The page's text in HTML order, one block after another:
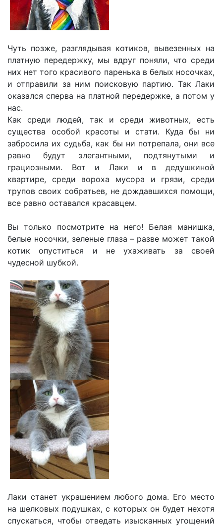
Чуть позже, разглядывая котиков, вывезенных на
платную передержку, мы вдруг поняли, что среди
них нет того красивого паренька в белых носочках,
и отправили за ним поисковую партию. Так Лаки
оказался сперва на платной передержке, а потом у
нас.
Как среди людей, так и среди животных, есть
существа особой красоты и стати. Куда бы ни
забросила их судьба, как бы ни потрепала, они все
равно будут элегантными, подтянутыми и
грациозными. Вот и Лаки и в дедушкиной
квартире, среди вороха мусора и грязи, среди
трупов своих собратьев, не дождавшихся помощи,
все равно оставался красавцем.
Вы только посмотрите на него! Белая манишка,
белые носочки, зеленые глаза – разве может такой
котик опуститься и не ухаживать за своей
чудесной шубкой.
Лаки станет украшением любого дома. Его место
на шелковых подушках, с которых он будет нехотя
спускаться, чтобы отведать изысканных угощений